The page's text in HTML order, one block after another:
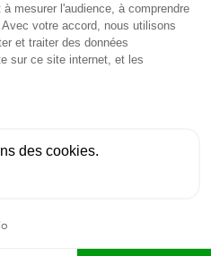
80 m²
mesurer l'audience, à comprendre
votre accord, nous utilisons
et traiter des données
sur ce site internet, et les
des cookies.